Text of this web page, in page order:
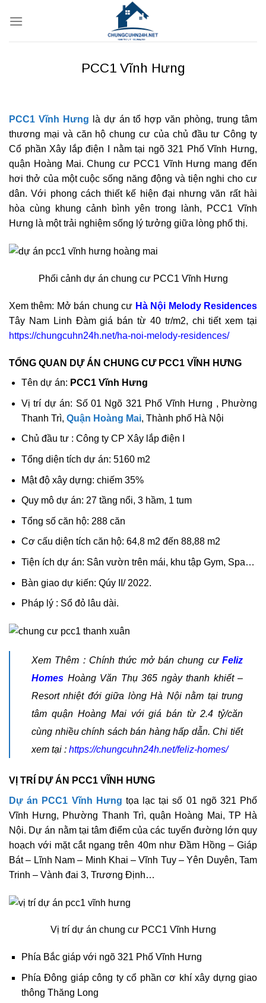
qua
PCC1 Vĩnh Hưng
PCC1 Vĩnh Hưng là dự án tổ hợp văn phòng, trung tâm
thương mại và căn hộ chung cư của chủ đầu tư Công ty
Cổ phần Xây lắp điện I nằm tại ngõ 321 Phố Vĩnh Hưng,
quận Hoàng Mai. Chung cư PCC1 Vĩnh Hưng mang đến
hơi thở của một cuộc sống năng động và tiện nghi cho cư
dân. Với phong cách thiết kế hiện đại nhưng văn rất hài
hòa cùng khung cảnh bình yên trong lành, PCC1 Vĩnh
Hưng là một trải nghiệm sống lý tưởng giữa lòng phố thị.
Phối cảnh dự án chung cư PCC1 Vĩnh Hưng
Xem thêm: Mở bán chung cư Hà Nội Melody Residences
Tây Nam Linh Đàm giá bán từ 40 tr/m2, chi tiết xem tại
https://chungcuhn24h.net/ha-noi-melody-residences/
TỔNG QUAN DỰ ÁN CHUNG CƯ PCC1 VĨNH HƯNG
Tên dự án: PCC1 Vĩnh Hưng
Vị trí dự án: Số 01 Ngõ 321 Phố Vĩnh Hưng , Phường
Thanh Trì, Quận Hoàng Mai, Thành phố Hà Nội
Chủ đầu tư : Công ty CP Xây lắp điện I
Tổng diện tích dự án: 5160 m2
Mật độ xây dựng: chiếm 35%
Quy mô dự án: 27 tầng nổi, 3 hầm, 1 tum
Tổng số căn hộ: 288 căn
Cơ cấu diện tích căn hộ: 64,8 m2 đến 88,88 m2
Tiện ích dự án: Sân vườn trên mái, khu tập Gym, Spa…
Bàn giao dự kiến: Qúy II/ 2022.
Pháp lý : Sổ đỏ lâu dài.
Xem Thêm : Chính thức mở bán chung cư Feliz
Homes Hoàng Văn Thụ 365 ngày thanh khiết –
Resort nhiệt đới giữa lòng Hà Nội nằm tại trung
tâm quận Hoàng Mai với giá bán từ 2.4 tỷ/căn
cùng nhiều chính sách bán hàng hấp dẫn. Chi tiết
xem tại : https://chungcuhn24h.net/feliz-homes/
VỊ TRÍ DỰ ÁN PCC1 VĨNH HƯNG
Dự án PCC1 Vĩnh Hưng tọa lạc tại số 01 ngõ 321 Phố
Vĩnh Hưng, Phường Thanh Trì, quận Hoàng Mai, TP Hà
Nội. Dự án nằm tại tâm điểm của các tuyến đường lớn quy
hoạch với mặt cắt ngang trên 40m như Đầm Hồng – Giáp
Bát – Lĩnh Nam – Minh Khai – Vĩnh Tuy – Yên Duyên, Tam
Trinh – Vành đai 3, Trương Định…
Vị trí dự án chung cư PCC1 Vĩnh Hưng
Phía Bắc giáp với ngõ 321 Phố Vĩnh Hưng
Phía Đông giáp công ty cổ phần cơ khí xây dựng giao
thông Thăng Long